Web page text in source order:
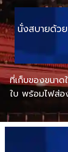
นั่งสบายด้ว
ที่เก็บของขนา
ใบ พร้อมไฟส่อ